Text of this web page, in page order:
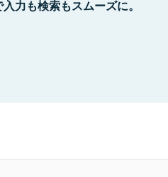
力も検索もスムーズに。